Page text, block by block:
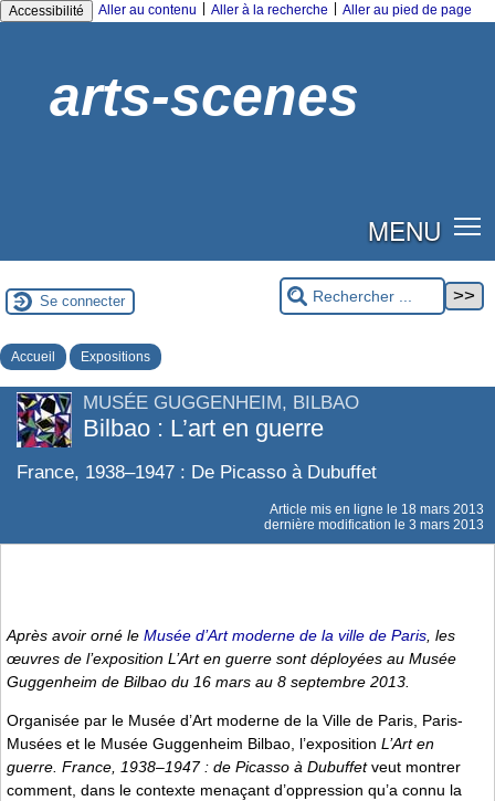
Accessibilité Aller au contenu Aller à la recherche Aller au pied de page
arts-scenes
MENU
Se connecter
Accueil Expositions
MUSÉE GUGGENHEIM, BILBAO
Bilbao : L’art en guerre
France, 1938–1947 : De Picasso à Dubuffet
Article mis en ligne le 18 mars 2013
dernière modification le 3 mars 2013
Après avoir orné le Musée d’Art moderne de la ville de Paris , les
œuvres de l’exposition L’Art en guerre sont déployées au Musée
Guggenheim de Bilbao du 16 mars au 8 septembre 2013.
Organisée par le Musée d’Art moderne de la Ville de Paris, Paris-
Musées et le Musée Guggenheim Bilbao, l’exposition L’Art en
guerre. France, 1938–1947 : de Picasso à Dubuffetveut montrer
comment, dans le contexte menaçant d’oppression qu’a connu la